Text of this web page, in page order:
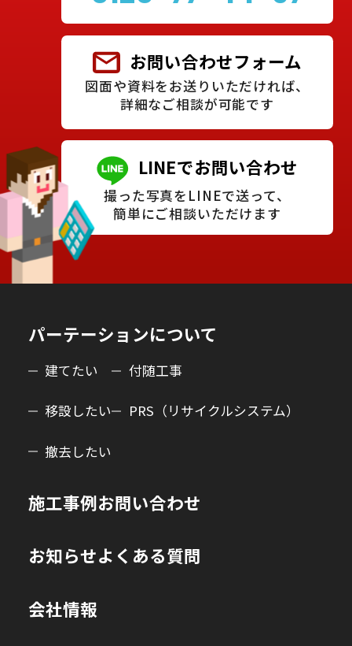
お問い合わせフォーム
図面や資料をお送りいただければ、
詳細なご相談が可能です
LINEでお問い合わせ
撮った写真をLINEで送って、
簡単にご相談いただけます
パーテーションについて
建てたい
移設したい
撤去したい
付随工事
PRS（リサイクルシステム）
施工事例
お知らせ
会社情報
お問い合わせ
よくある質問